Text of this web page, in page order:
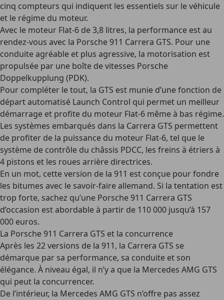
cinq compteurs qui indiquent les essentiels sur le véhicule
et le régime du moteur.
Avec le moteur Flat-6 de 3,8 litres, la performance est au
rendez-vous avec la Porsche 911 Carrera GTS. Pour une
conduite agréable et plus agressive, la motorisation est
propulsée par une boîte de vitesses Porsche
Doppelkupplung (PDK).
Pour compléter le tout, la GTS est munie d’une fonction de
départ automatisé Launch Control qui permet un meilleur
démarrage et profite du moteur Flat-6 même à bas régime.
Les systèmes embarqués dans la Carrera GTS permettent
de profiter de la puissance du moteur Flat-6, tel que le
système de contrôle du châssis PDCC, les freins à étriers à
4 pistons et les roues arrière directrices.
En un mot, cette version de la 911 est conçue pour fondre
les bitumes avec le savoir-faire allemand. Si la tentation est
trop forte, sachez qu’une Porsche 911 Carrera GTS
d’occasion est abordable à partir de 110 000 jusqu’à 157
000 euros.
La Porsche 911 Carrera GTS et la concurrence
Après les 22 versions de la 911, la Carrera GTS se
démarque par sa performance, sa conduite et son
élégance. À niveau égal, il n’y a que la Mercedes AMG GTS
qui peut la concurrencer.
De l’intérieur, la Mercedes AMG GTS n’offre pas assez